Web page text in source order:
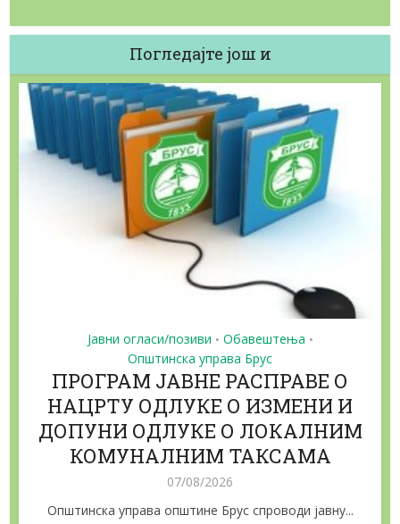
Погледајте још и
Јавни огласи/позиви • Обавештења •
Општинска управа Брус
ПРОГРАМ ЈАВНЕ РАСПРАВЕ О
НАЦРТУ ОДЛУКЕ О ИЗМЕНИ И
ДОПУНИ ОДЛУКЕ О ЛОКАЛНИМ
КОМУНАЛНИМ ТАКСАМА
07/08/2026
Општинска управа општине Брус спроводи јавну...